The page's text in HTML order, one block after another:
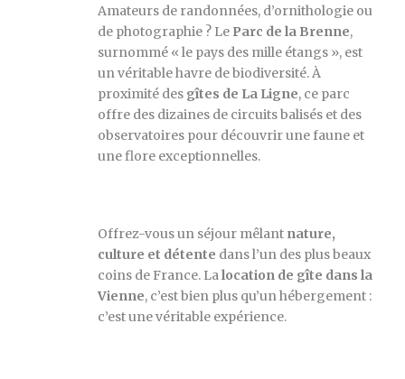
Amateurs de randonnées, d’ornithologie ou
de photographie ? Le Parc de la Brenne,
surnommé « le pays des mille étangs », est
un véritable havre de biodiversité. À
proximité des gîtes de La Ligne, ce parc
offre des dizaines de circuits balisés et des
observatoires pour découvrir une faune et
une flore exceptionnelles.
Offrez-vous un séjour mêlant nature,
culture et détente dans l’un des plus beaux
coins de France. Lalocation de gîte dans la
Vienne, c’est bien plus qu’un hébergement :
c’est une véritable expérience.